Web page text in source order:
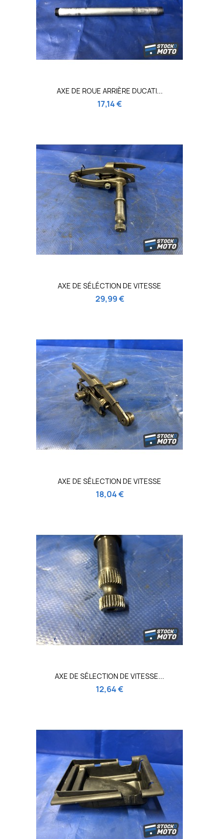
AXE DE ROUE ARRIÈRE DUCATI...
17,14 €
AXE DE SÉLÉCTION DE VITESSE
29,99 €
AXE DE SÉLECTION DE VITESSE
18,04 €
AXE DE SÉLECTION DE VITESSE...
12,64 €